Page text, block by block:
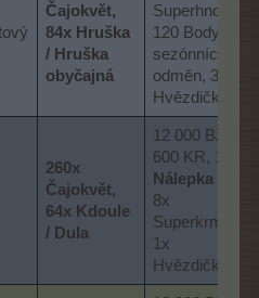
Čajokvět,
84x Hruška
/ Hruška
obyčajná
Superhnojivo,
120 Body
sezónních
odměn, 3x
Hvězdička
260x
Čajokvět,
64x Kdoule
/ Dula
12 000 BZ, 4
600 KR, 1x
Nálepka 2
8x
Superkrmivo,
1x
Hvězdička